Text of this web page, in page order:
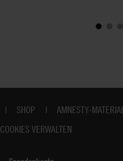
SHOP AMNESTY-MATERIAL
COOKIES VERWALTEN